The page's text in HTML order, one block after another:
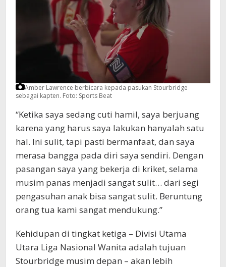
Amber Lawrence berbicara kepada pasukan Stourbridge
sebagai kapten. Foto: Sports Beat
“Ketika saya sedang cuti hamil, saya berjuang
karena yang harus saya lakukan hanyalah satu
hal. Ini sulit, tapi pasti bermanfaat, dan saya
merasa bangga pada diri saya sendiri. Dengan
pasangan saya yang bekerja di kriket, selama
musim panas menjadi sangat sulit… dari segi
pengasuhan anak bisa sangat sulit. Beruntung
orang tua kami sangat mendukung.”
Kehidupan di tingkat ketiga – Divisi Utama
Utara Liga Nasional Wanita adalah tujuan
Stourbridge musim depan – akan lebih